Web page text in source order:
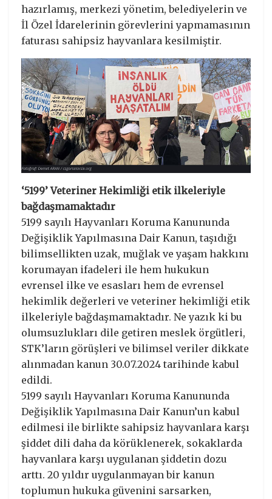
hazırlamış, merkezi yönetim, belediyelerin ve
İl Özel İdarelerinin görevlerini yapmamasının
faturası sahipsiz hayvanlara kesilmiştir.
‘5199’ Veteriner Hekimliği etik ilkeleriyle
bağdaşmamaktadır
5199 sayılı Hayvanları Koruma Kanununda
Değişiklik Yapılmasına Dair Kanun, taşıdığı
bilimsellikten uzak, muğlak ve yaşam hakkını
korumayan ifadeleri ile hem hukukun
evrensel ilke ve esasları hem de evrensel
hekimlik değerleri ve veteriner hekimliği etik
ilkeleriyle bağdaşmamaktadır. Ne yazık ki bu
olumsuzlukları dile getiren meslek örgütleri,
STK’ların görüşleri ve bilimsel veriler dikkate
alınmadan kanun 30.07.2024 tarihinde kabul
edildi.
5199 sayılı Hayvanları Koruma Kanununda
Değişiklik Yapılmasına Dair Kanun’un kabul
edilmesi ile birlikte sahipsiz hayvanlara karşı
şiddet dili daha da körüklenerek, sokaklarda
hayvanlara karşı uygulanan şiddetin dozu
arttı. 20 yıldır uygulanmayan bir kanun
toplumun hukuka güvenini sarsarken,